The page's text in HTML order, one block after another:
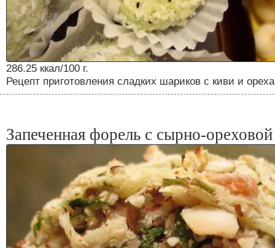
286.25 ккал/100 г.
Рецепт приготовления сладких шариков с киви и
Запеченная форель с сырно-